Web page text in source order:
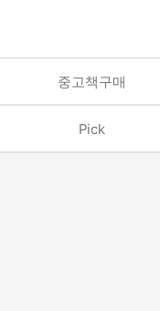
중고책구매
Pick